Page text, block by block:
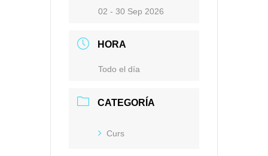
02 - 30 Sep 2026
HORA
Todo el día
CATEGORÍA
Curs